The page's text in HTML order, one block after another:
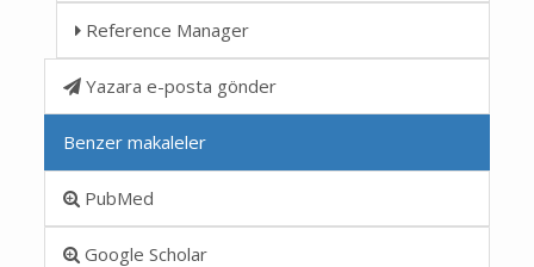
Reference Manager
Yazara e-posta gönder
Benzer makaleler
PubMed
Google Scholar